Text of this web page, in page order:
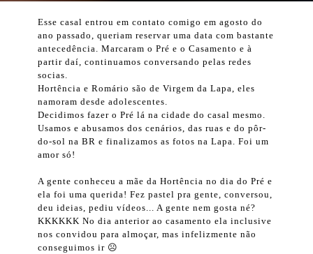
Esse casal entrou em contato comigo em agosto do
ano passado, queriam reservar uma data com bastante
antecedência. Marcaram o Pré e o Casamento e à
partir daí, continuamos conversando pelas redes
socias.
Hortência e Romário são de Virgem da Lapa, eles
namoram desde adolescentes.
Decidimos fazer o Pré lá na cidade do casal mesmo.
Usamos e abusamos dos cenários, das ruas e do pôr-
do-sol na BR e finalizamos as fotos na Lapa. Foi um
amor só!
A gente conheceu a mãe da Hortência no dia do Pré e
ela foi uma querida! Fez pastel pra gente, conversou,
deu ideias, pediu vídeos... A gente nem gosta né?
KKKKKK No dia anterior ao casamento ela inclusive
nos convidou para almoçar, mas infelizmente não
conseguimos ir ☹